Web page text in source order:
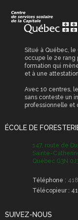
acquis et des
compétences
Permis de
stationnement
Permis et
obligatoires
Transport
Situé à Québec,
occupe le 2e rang
formation qui
et à une
Avec 10 centres,
sans conteste un
professionnelle et
ÉCOLE DE
147, route de
Sainte-
Québec G3N
Téléphone :
Télécopieur :
SUIVEZ-NOUS